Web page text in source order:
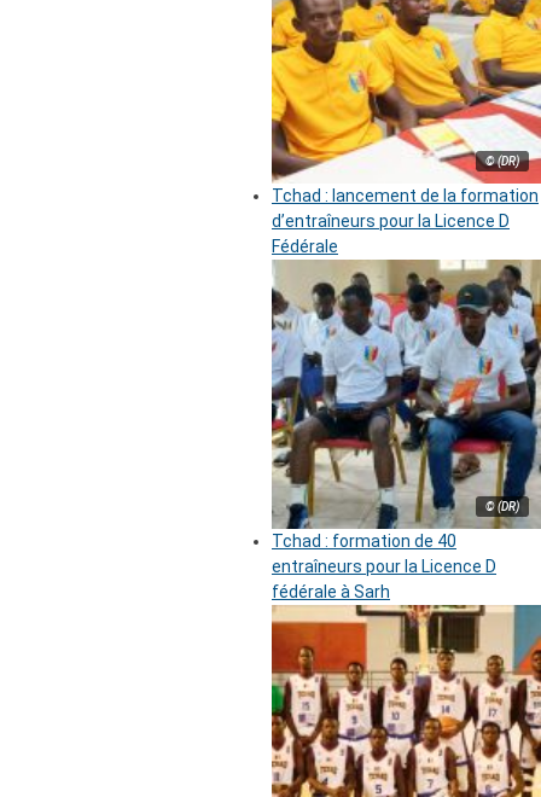
© (DR)
Tchad : lancement de la formation
d’entraîneurs pour la Licence D
Fédérale
© (DR)
Tchad : formation de 40
entraîneurs pour la Licence D
fédérale à Sarh